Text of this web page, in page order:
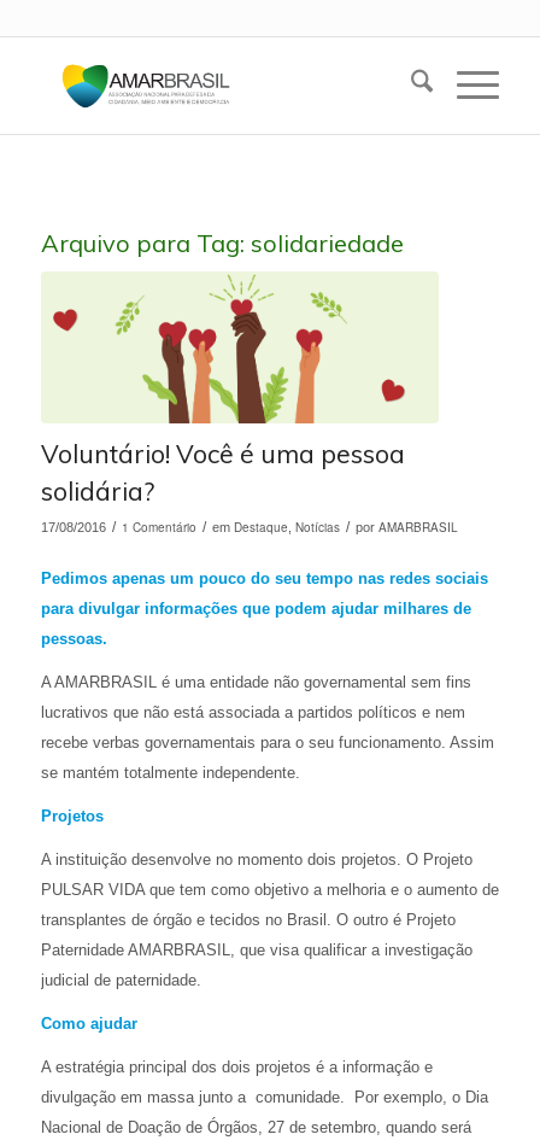
Arquivo para Tag: solidariedade
Voluntário! Você é uma pessoa
solidária?
17/08/2016 / 1 Comentário / em Destaque Notícias / por AMARBRASIL
Pedimos apenas um pouco do seu tempo nas redes sociais
para divulgar informações que podem ajudar milhares de
pessoas.
A AMARBRASIL é uma entidade não governamental sem fins
lucrativos que não está associada a partidos políticos e nem
recebe verbas governamentais para o seu funcionamento. Assim
se mantém totalmente independente.
Projetos
A instituição desenvolve no momento dois projetos. O Projeto
PULSAR VIDA que tem como objetivo a melhoria e o aumento de
transplantes de órgão e tecidos no Brasil. O outro é Projeto
Paternidade AMARBRASIL, que visa qualificar a investigação
judicial de paternidade.
Como ajudar
A estratégia principal dos dois projetos é a informação e
divulgação em massa junto a comunidade. Por exemplo, o Dia
Nacional de Doação de Órgãos, 27 de setembro, quando será